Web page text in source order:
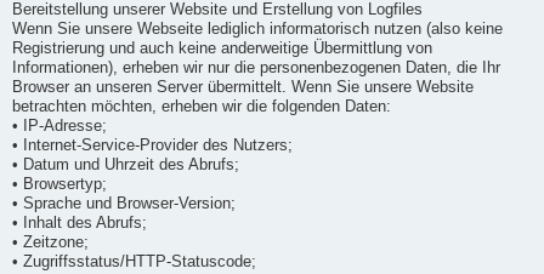
Bereitstellung unserer Website und Erstellung von Logfiles
Wenn Sie unsere Webseite lediglich informatorisch nutzen (also keine
Registrierung und auch keine anderweitige Übermittlung von
Informationen), erheben wir nur die personenbezogenen Daten, die Ihr
Browser an unseren Server übermittelt. Wenn Sie unsere Website
betrachten möchten, erheben wir die folgenden Daten:
• IP-Adresse;
• Internet-Service-Provider des Nutzers;
• Datum und Uhrzeit des Abrufs;
• Browsertyp;
• Sprache und Browser-Version;
• Inhalt des Abrufs;
• Zeitzone;
• Zugriffsstatus/HTTP-Statuscode;